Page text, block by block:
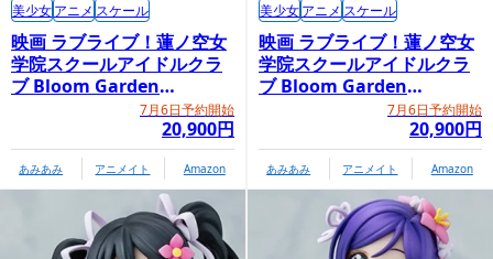
映画 ラブライブ！蓮ノ空女
学院スクールアイドルクラ
ブ Bloom Garden
Party「村野さやか」7月6日予約開始
20,900円
美少女アニメ スケール
あみあみ アニメイト Amazon
映画 ラブライブ！蓮ノ空女
学院スクールアイドルクラ
ブ Bloom Garden
Party「日野下花帆」7月6日予約開始
20,900円
美少女アニメ スケール
あみあみ アニメイト Amazon